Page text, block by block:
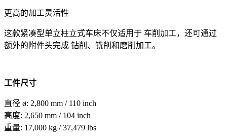
更高的加工灵活性
这款紧凑型单立柱立式车床不仅适用于 车削加工，还可通过
额外的附件头完成 钻削、铣削和磨削加工。
工件尺寸
直径 ø: 2,800 mm / 110 inch
高度: 2,650 mm / 104 inch
重量: 17,000 kg / 37,479 lbs